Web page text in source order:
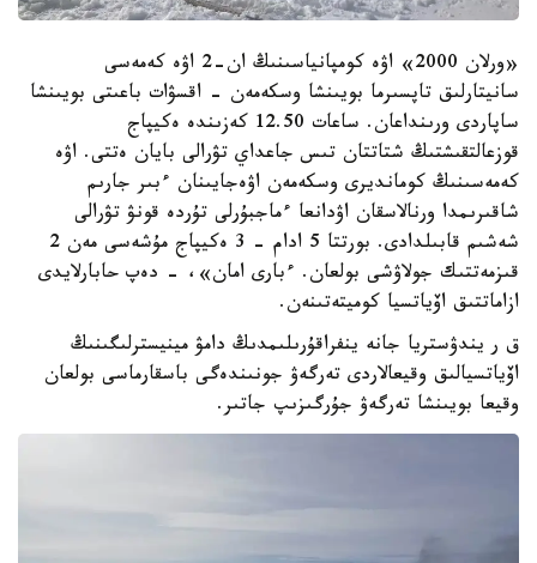
«ورلان 2000» اۋە كومپانياسىنىڭ ان-2 اۋە كەمەسى
سانيتارلىق تاپسىرما بويىنشا وسكەمەن - اقسۋات باعىتى بويىنشا
ساپاردى ورىنداعان. ساعات 12.50 كەزىندە ەكيپاج
قوزعالتقىشتىڭ شتاتتان تىس جاعداي تۋرالى بايان ەتتى. اۋە
كەمەسىنىڭ كومانديرى وسكەمەن اۋەجايىنان ءبىر جارىم
شاقىرىمدا ورنالاسقان اۋدانعا ءماجبۇرلى تۇردە قونۋ تۋرالى
شەشىم قابىلدادى. بورتتا 5 ادام - 3 ەكيپاج مۇشەسى مەن 2
قىزمەتتىك جولاۋشى بولعان. ءبارى امان»، - دەپ حابارلايدى
ازاماتتىق اۆياتسيا كوميتەتىنەن.
ق ر يندۋستريا جانە ينفراقۇرىلىمدىڭ دامۋ مينيسترلىگىنىڭ
اۆياتسيالىق وقيعالاردى تەرگەۋ جونىندەگى باسقارماسى بولعان
وقيعا بويىنشا تەرگەۋ جۇرگىزىپ جاتىر.